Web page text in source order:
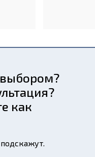
выбором?
как